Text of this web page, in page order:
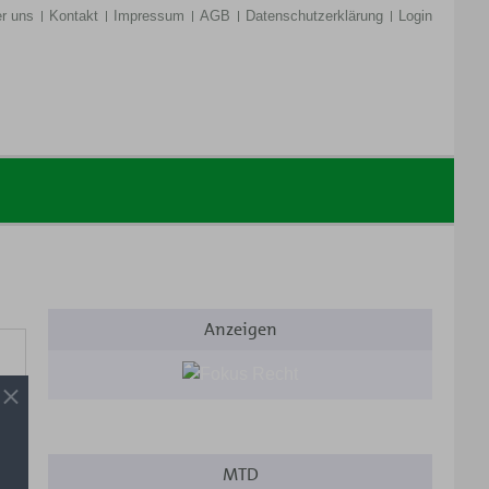
uns Kontakt Impressum AGB Datenschutzerklärung Login
Anzeigen
MTD